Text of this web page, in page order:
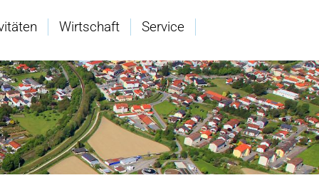
Wirtschaft Service